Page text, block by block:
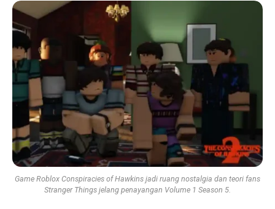
Game Roblox Conspiracies of Hawkins jadi ruang nostalgia dan teori fans
Stranger Things jelang penayangan Volume 1 Season 5.